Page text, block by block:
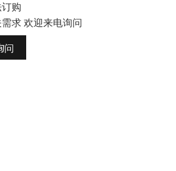
订购
求 欢迎来电询问
问